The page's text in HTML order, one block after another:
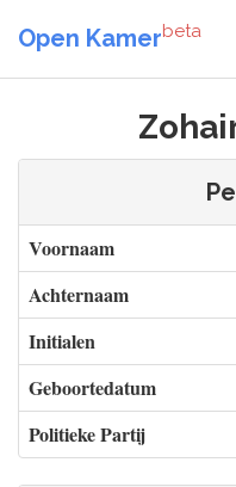
Open Kamerbeta
Voornaam
Achternaam
Initialen
Geboortedatum
Politieke Partij